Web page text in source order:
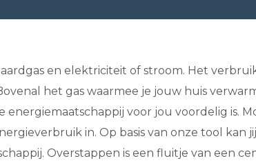
en elektriciteit of stroom. Het
het gas waarmee je jouw huis
energiemaatschappij voor jou voordelig is.
in. Op basis van onze tool
Overstappen is een fluitje van een